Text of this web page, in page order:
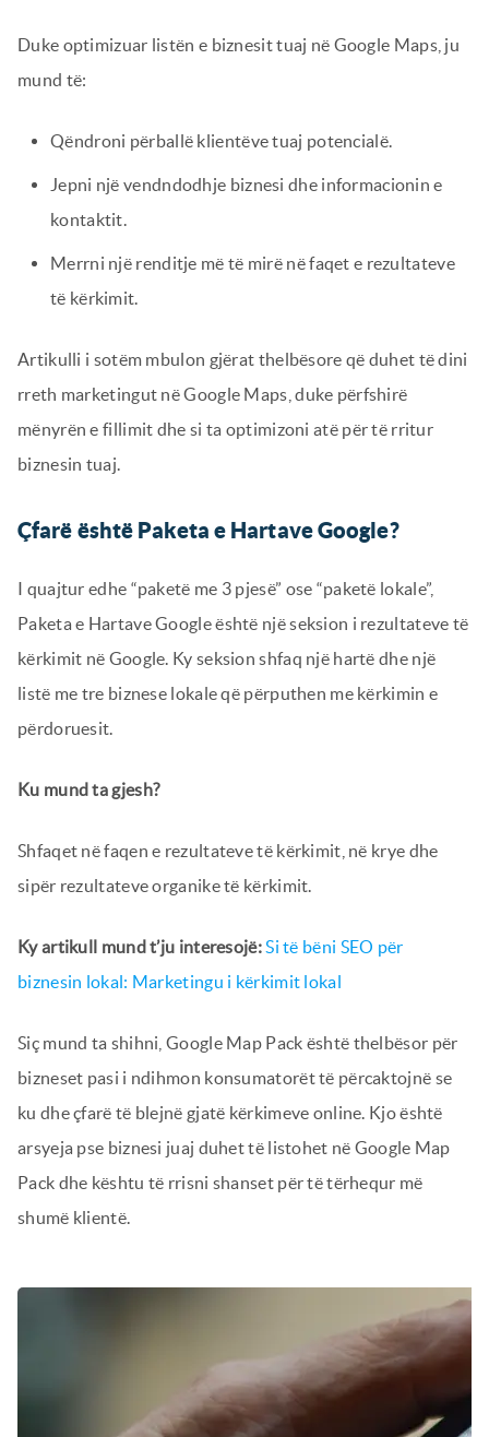
Duke optimizuar listën e biznesit tuaj në Google Maps, ju
mund të:
Qëndroni përballë klientëve tuaj potencialë.
Jepni një vendndodhje biznesi dhe informacionin e
kontaktit.
Merrni një renditje më të mirë në faqet e rezultateve
të kërkimit.
Artikulli i sotëm mbulon gjërat thelbësore që duhet të dini
rreth marketingut në Google Maps, duke përfshirë
mënyrën e fillimit dhe si ta optimizoni atë për të rritur
biznesin tuaj.
Çfarë është Paketa e Hartave Google?
I quajtur edhe “paketë me 3 pjesë” ose “paketë lokale”,
Paketa e Hartave Google është një seksion i rezultateve të
kërkimit në Google. Ky seksion shfaq një hartë dhe një
listë me tre biznese lokale që përputhen me kërkimin e
përdoruesit.
Ku mund ta gjesh?
Shfaqet në faqen e rezultateve të kërkimit, në krye dhe
sipër rezultateve organike të kërkimit.
Ky artikull mund t’ju interesojë:Si të bëni SEO për
biznesin lokal: Marketingu i kërkimit lokal
Siç mund ta shihni, Google Map Pack është thelbësor për
bizneset pasi i ndihmon konsumatorët të përcaktojnë se
ku dhe çfarë të blejnë gjatë kërkimeve online. Kjo është
arsyeja pse biznesi juaj duhet të listohet në Google Map
Pack dhe kështu të rrisni shanset për të tërhequr më
shumë klientë.